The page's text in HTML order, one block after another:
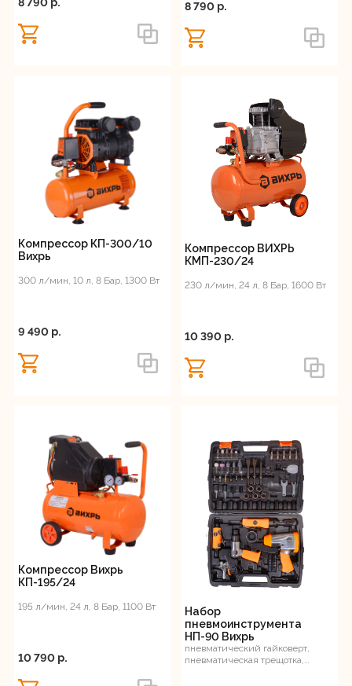
8 790 p.
Компрессор КП-300/10
Вихрь
300 л/мин, 10 л, 8 Бар, 1300 Вт
9 490 p.
Компрессор ВИХРЬ
КМП-230/24
230 л/мин, 24 л, 8 Бар, 1600 Вт
10 390 p.
Компрессор Вихрь
КП-195/24
195 л/мин, 24 л, 8 Бар, 1100 Вт
10 790 p.
Набор
пневмоинструмента
НП-90 Вихрь
пневматический гайковерт,
пневматическая трещотка,